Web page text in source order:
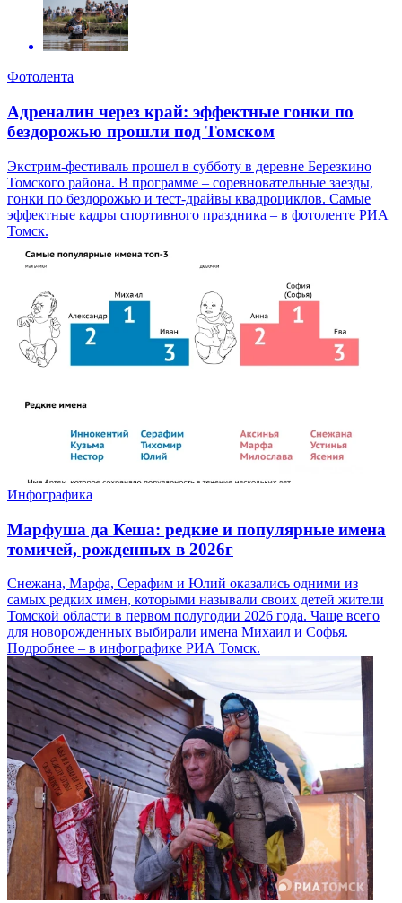
Фотолента
Адреналин через край: эффектные гонки по
бездорожью прошли под Томском
Экстрим-фестиваль прошел в субботу в деревне Березкино
Томского района. В программе – соревновательные заезды,
гонки по бездорожью и тест-драйвы квадроциклов. Самые
эффектные кадры спортивного праздника – в фотоленте РИА
Томск.
Инфографика
Марфуша да Кеша: редкие и популярные имена
томичей, рожденных в 2026г
Снежана, Марфа, Серафим и Юлий оказались одними из
самых редких имен, которыми называли своих детей жители
Томской области в первом полугодии 2026 года. Чаще всего
для новорожденных выбирали имена Михаил и Софья.
Подробнее – в инфографике РИА Томск.